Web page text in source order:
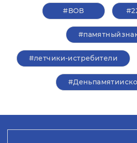
#ВОВ
#летчики-истребители